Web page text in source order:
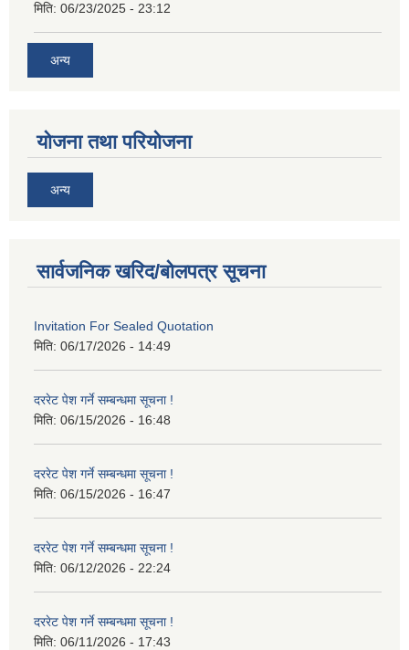
मिति: 06/23/2025 - 23:12
अन्य
योजना तथा परियोजना
अन्य
सार्वजनिक खरिद/बोलपत्र सूचना
Invitation For Sealed Quotation
मिति: 06/17/2026 - 14:49
दररेट पेश गर्ने सम्बन्धमा सूचना !
मिति: 06/15/2026 - 16:48
दररेट पेश गर्ने सम्बन्धमा सूचना !
मिति: 06/15/2026 - 16:47
दररेट पेश गर्ने सम्बन्धमा सूचना !
मिति: 06/12/2026 - 22:24
दररेट पेश गर्ने सम्बन्धमा सूचना !
मिति: 06/11/2026 - 17:43